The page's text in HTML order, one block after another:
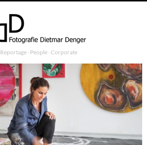
Reportage ∙ People ∙ Corporate